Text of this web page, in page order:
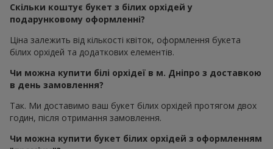
Скільки коштує букет з білих орхідей у
подарунковому оформленні?
Ціна залежить від кількості квіток, оформлення букета
білих орхідей та додаткових елементів.
Чи можна купити білі орхідеї в м. Дніпро з доставкою
в день замовлення?
Так. Ми доставимо ваш букет білих орхідей протягом двох
годин, після отримання замовлення.
Чи можна купити букет білих орхідей з оформленням